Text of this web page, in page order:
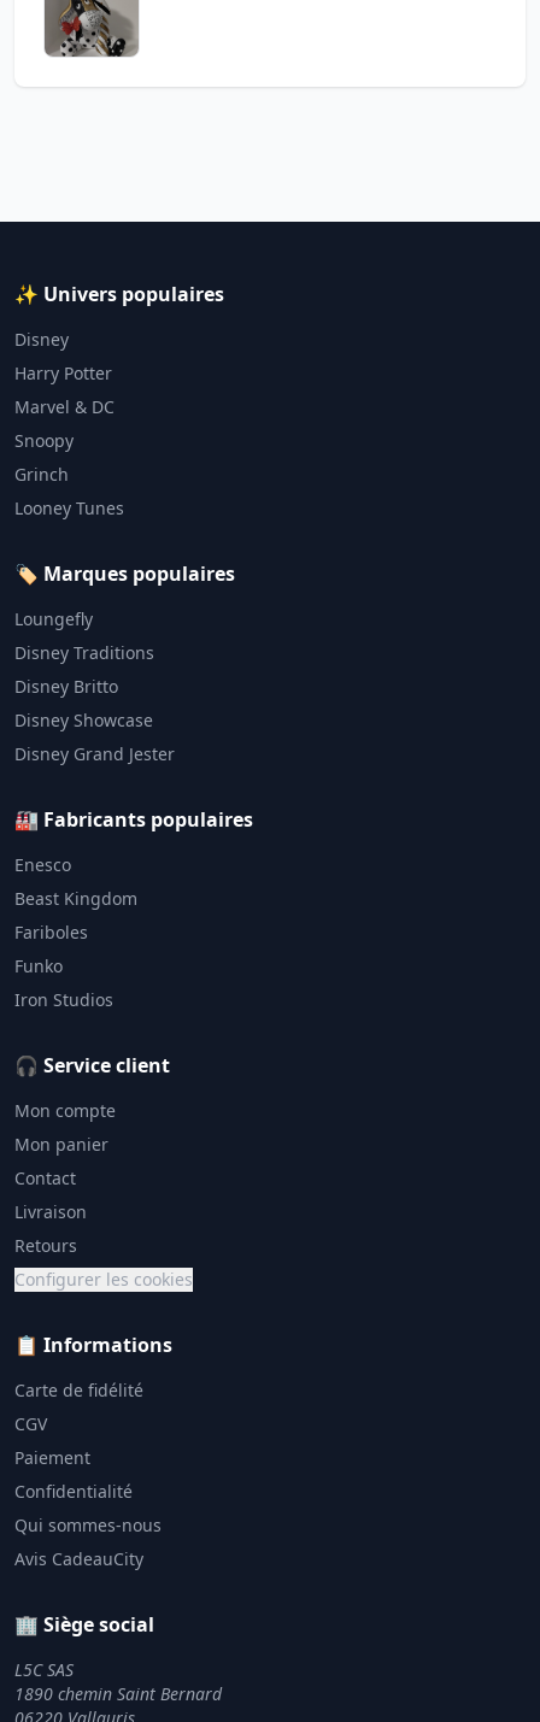
✨ Univers populaires
Disney
Harry Potter
Marvel & DC
Snoopy
Grinch
Looney Tunes
🏷️ Marques populaires
Loungefly
Disney Traditions
Disney Britto
Disney Showcase
Disney Grand Jester
🏭 Fabricants populaires
Enesco
Beast Kingdom
Fariboles
Funko
Iron Studios
🎧 Service client
Mon compte
Mon panier
Contact
Livraison
Retours
Configurer les cookies
📋 Informations
Carte de fidélité
CGV
Paiement
Confidentialité
Qui sommes-nous
Avis CadeauCity
🏢 Siège social
L5C SAS
1890 chemin Saint Bernard